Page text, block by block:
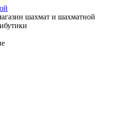
шахмат и шахматной